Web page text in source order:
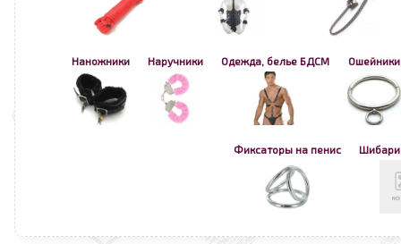
Наножники Наручники Одежда, белье БДСМ Ошейники
Фиксаторы на пенис Шибари